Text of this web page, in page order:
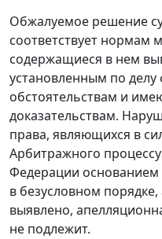
Обжалуемое решение
соответствует нормам
содержащиеся в нем
установленным по делу
обстоятельствам и
доказательствам.
права, являющихся в
Арбитражного
Федерации основанием
в безусловном
выявлено,
не подлежит.